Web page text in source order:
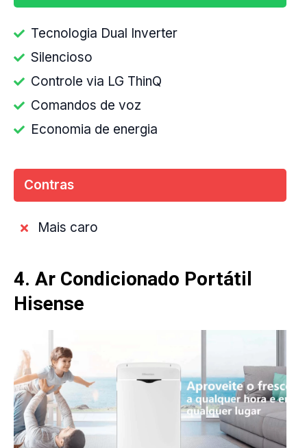
Tecnologia Dual Inverter
Silencioso
Controle via LG ThinQ
Comandos de voz
Economia de energia
Contras
Mais caro
4. Ar Condicionado Portátil
Hisense